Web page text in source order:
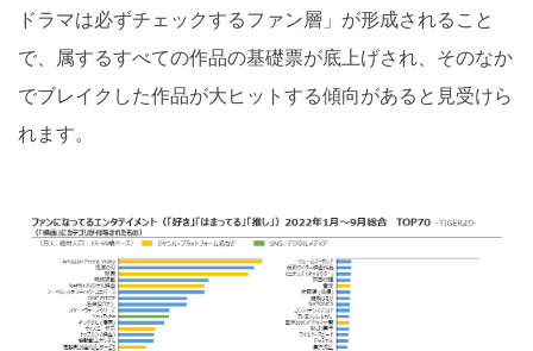
ドラマは必ずチェックするファン層」が形成されること
で、属するすべての作品の基礎票が底上げされ、そのなか
でブレイクした作品が大ヒットする傾向があると見受けら
れます。